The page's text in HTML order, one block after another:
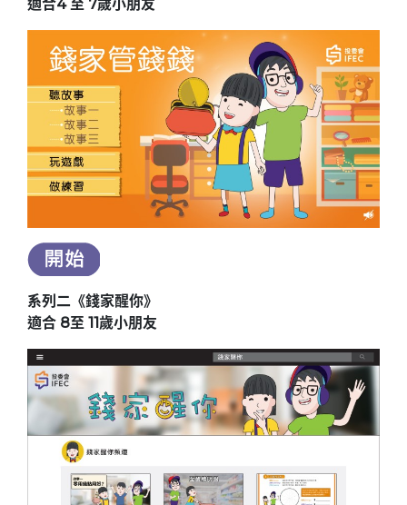
適合4 至 7歲小朋友
系列二《錢家醒你》
適合 8至 11歲小朋友